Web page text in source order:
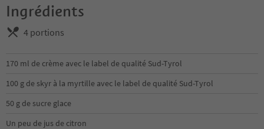
Ingrédients
4 portions
170 ml de crème avec le label de qualité Sud-Tyrol
100 g de skyr à la myrtille avec le label de qualité Sud-Tyrol
50 g de sucre glace
Un peu de jus de citron